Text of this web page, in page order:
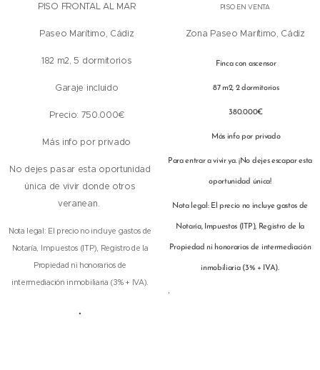
🏠 PISO FRONTAL AL MAR
📍 Paseo Marítimo, Cádiz
🛌 182 m2, 5 dormitorios
🚘 Garaje incluido
💰 Precio: 750.000€
ℹ️ Más info por privado
No dejes pasar esta oportunidad
única de vivir donde otros
veranean.
Nota legal: El precio no incluye gastos de
Notaría, Impuestos (ITP), Registro de la
Propiedad ni honorarios de
intermediación inmobiliaria (3% + IVA).
.
🏠 PISO EN VENTA
📍Zona Paseo Marítimo, Cádiz
🛗 Finca con ascensor
🛌 87 m2, 2 dormitorios
💰 380.000€
ℹ️ Más info por privado
Para entrar a vivir ya. ¡No dejes escapar esta
oportunidad única!
Nota legal: El precio no incluye gastos de
Notaría, Impuestos (ITP), Registro de la
Propiedad ni honorarios de intermediación
inmobiliaria (3% + IVA).
.